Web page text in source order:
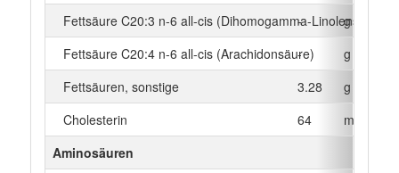
Fettsäure C20:3 n-6 all-cis (Dihomogamma-Linolensäure)
-
g
Fettsäure C20:4 n-6 all-cis (Arachidonsäure)
-
g
Fettsäuren, sonstige
3.28
g
Cholesterin
64
mg
Aminosäuren